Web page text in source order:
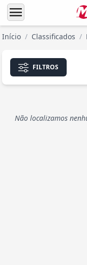
menu
Início / Classificados /
FILTROS
Não localizamos